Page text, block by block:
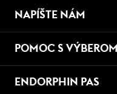
NAPÍŠTE NÁM
POMOC S VÝBEROM
ENDORPHIN PAS